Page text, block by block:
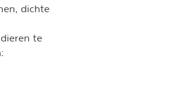
dichte
te